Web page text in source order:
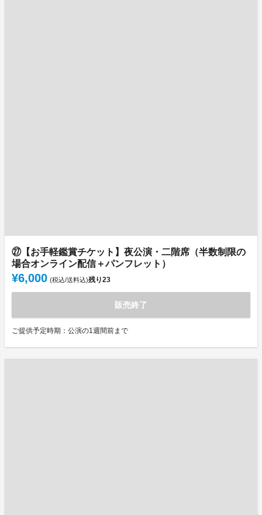
㉗【お手軽鑑賞チケット】夜公演・二階席（半数制限の
場合オンライン配信＋パンフレット）
¥6,000 (税込/送料込)残り23
販売終了
ご提供予定時期：公演の1週間前まで